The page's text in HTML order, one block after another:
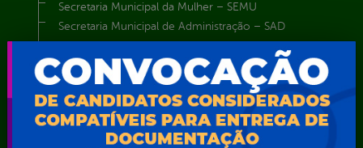
Secretaria Municipal da Mulher – SEMU
Secretaria Municipal de Administração – SAD
SEMARH / Secretaria de Agricultura Familiar – SEMAF
Secretaria Municipal de Educação – SEST
Secretaria Municipal de Esporte e Lazer – SEMEL
Secretaria Municipal de Finanças – SECFIN
Secretaria Municipal de Governo – SEGOV